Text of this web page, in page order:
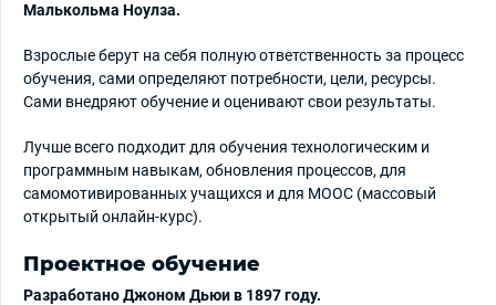
Малькольма Ноулза.
Взрослые берут на себя полную ответственность за процесс
обучения, сами определяют потребности, цели, ресурсы.
Сами внедряют обучение и оценивают свои результаты.
Лучше всего подходит для обучения технологическим и
программным навыкам, обновления процессов, для
самомотивированных учащихся и для MOOC (массовый
открытый онлайн-курс).
Проектное обучение
Разработано Джоном Дьюи в 1897 году.